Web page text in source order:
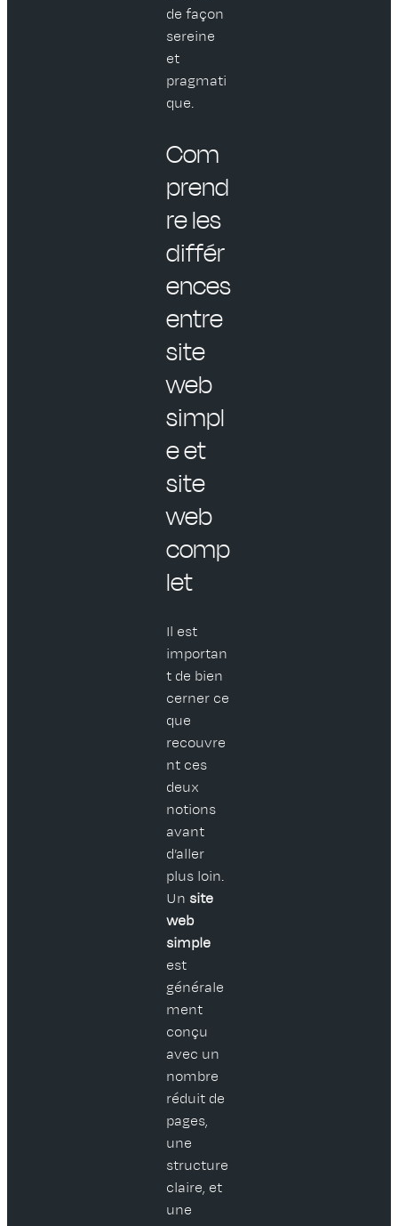
de façon
sereine
et
pragmati
que.
Com
prend
re les
différ
ences
entre
site
web
simpl
e et
site
web
comp
let
Il est
importan
t de bien
cerner ce
que
recouvre
nt ces
deux
notions
avant
d’aller
plus loin.
Un site
web
simple
est
générale
ment
conçu
avec un
nombre
réduit de
pages,
une
structure
claire, et
une